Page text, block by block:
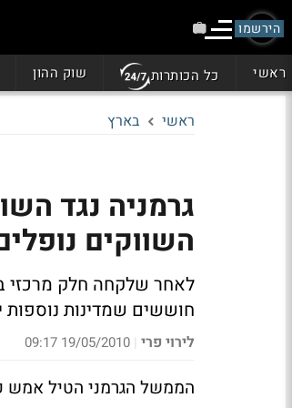
הירשמו
ראשי כל הכותרות שוק ההון
ראשי בארץ
גרמניה נגד
השווקים
לאחר שלקחה חלק מרכזי
חוששים שמדינות
לירוי פרי |
19/05/2010 09:17
הממשל הגרמני הטיל אמש